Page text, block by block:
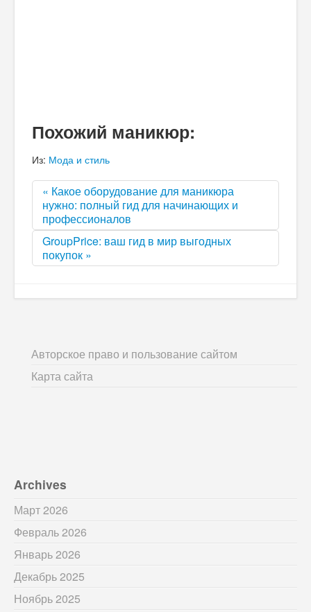
Похожий маникюр:
Из: Мода и стиль
« Какое оборудование для маникюра
нужно: полный гид для начинающих и
профессионалов
GroupPrice: ваш гид в мир выгодных
покупок »
Авторское право и пользование сайтом
Карта сайта
Archives
Март 2026
Февраль 2026
Январь 2026
Декабрь 2025
Ноябрь 2025